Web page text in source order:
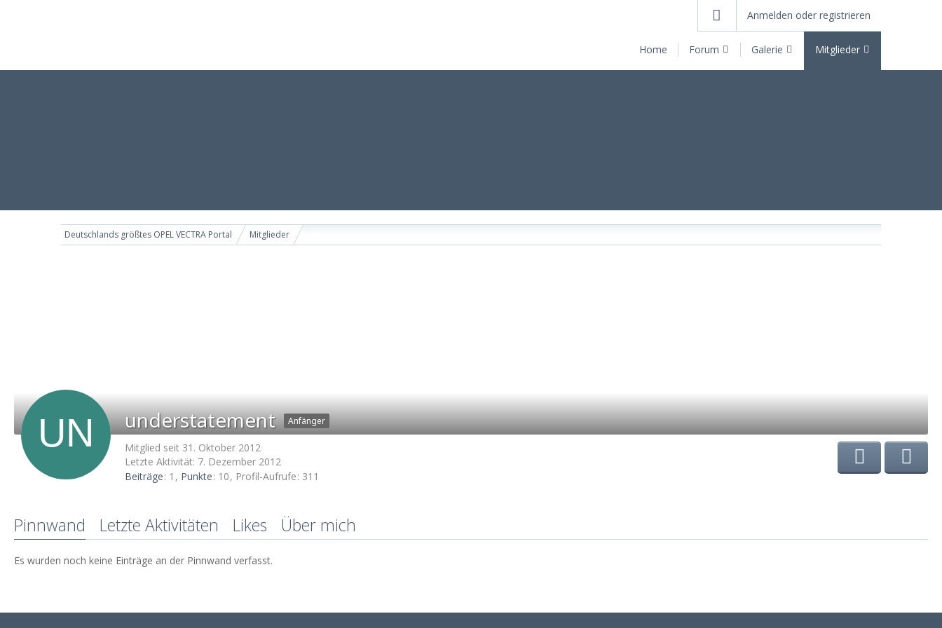
Home Forum Galerie Mitglieder
Anmelden oder registrieren
Deutschlands größtes OPEL VECTRA Portal Mitglieder
understatement Anfänger
Mitglied seit 31. Oktober 2012
Letzte Aktivität: 7. Dezember 2012
Beiträge 1 Punkte 10 Profil-Aufrufe 311
Pinnwand Letzte Aktivitäten Likes Über mich
Es wurden noch keine Einträge an der Pinnwand verfasst.